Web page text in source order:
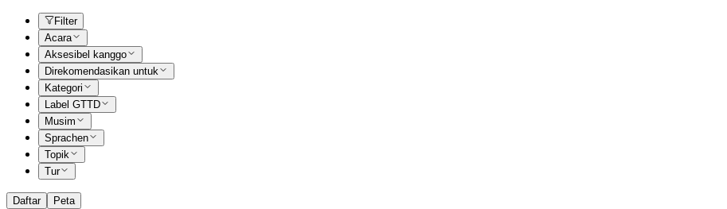
Filter
Acara
Aksesibel kanggo
Direkomendasikan untuk
Kategori
Label GTTD
Musim
Sprachen
Topik
Tur
Daftar Peta